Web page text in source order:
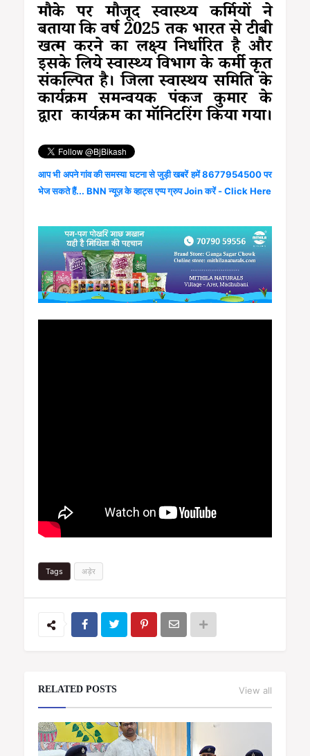
मौके पर मौजूद स्वास्थ्य कर्मियों ने
बताया कि वर्ष 2025 तक भारत से टीबी
खत्म करने का लक्ष्य निर्धारित है और
इसके लिये स्वास्थ्य विभाग के कर्मी कृत
संकल्पित है। जिला स्वास्थय समिति के
कार्यक्रम समन्वयक पंकज कुमार के
द्वारा कार्यक्रम का मॉनिटरिंग किया गया।
आप भी अपने गांव की समस्या घटना से जुड़ी खबरें हमें 8677954500 पर
भेज सकते हैं... BNN न्यूज़ के व्हाट्स एप्प ग्रुप Join करें - Click Here
Tags अड़ेर
RELATED POSTS View all